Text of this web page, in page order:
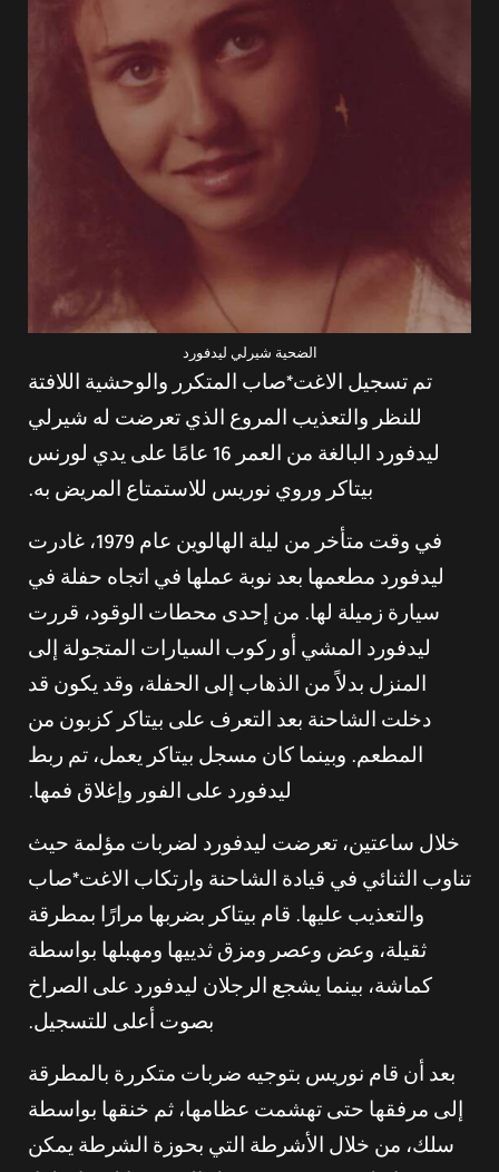
الضحية شيرلي ليدفورد
تم تسجيل الاغت*صاب المتكرر والوحشية اللافتة
للنظر والتعذيب المروع الذي تعرضت له شيرلي
ليدفورد البالغة من العمر 16 عامًا على يدي لورنس
بيتاكر وروي نوريس للاستمتاع المريض به.
في وقت متأخر من ليلة الهالوين عام 1979، غادرت
ليدفورد مطعمها بعد نوبة عملها في اتجاه حفلة في
سيارة زميلة لها. من إحدى محطات الوقود، قررت
ليدفورد المشي أو ركوب السيارات المتجولة إلى
المنزل بدلاً من الذهاب إلى الحفلة، وقد يكون قد
دخلت الشاحنة بعد التعرف على بيتاكر كزبون من
المطعم. وبينما كان مسجل بيتاكر يعمل، تم ربط
ليدفورد على الفور وإغلاق فمها.
خلال ساعتين، تعرضت ليدفورد لضربات مؤلمة حيث
تناوب الثنائي في قيادة الشاحنة وارتكاب الاغت*صاب
والتعذيب عليها. قام بيتاكر بضربها مرارًا بمطرقة
ثقيلة، وعض وعصر ومزق ثدييها ومهبلها بواسطة
كماشة، بينما يشجع الرجلان ليدفورد على الصراخ
بصوت أعلى للتسجيل.
بعد أن قام نوريس بتوجيه ضربات متكررة بالمطرقة
إلى مرفقها حتى تهشمت عظامها، ثم خنقها بواسطة
سلك، من خلال الأشرطة التي بحوزة الشرطة يمكن